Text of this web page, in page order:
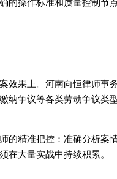
的操作标准和质量控制节点
效果上。河南向恒律师
纳争议等各类劳动争议类型
的精准把控：准确分析
在大量实战中持续积累。